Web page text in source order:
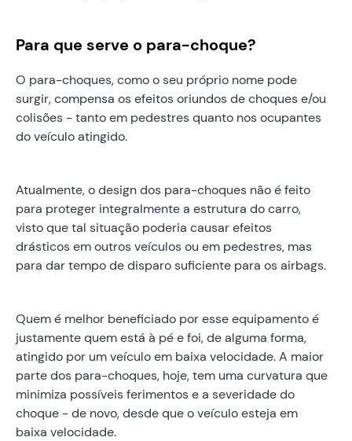
Para que serve o para-choque?
O para-choques, como o seu próprio nome pode
surgir, compensa os efeitos oriundos de choques e/ou
colisões - tanto em pedestres quanto nos ocupantes
do veículo atingido.
Atualmente, o design dos para-choques não é feito
para proteger integralmente a estrutura do carro,
visto que tal situação poderia causar efeitos
drásticos em outros veículos ou em pedestres, mas
para dar tempo de disparo suficiente para os airbags.
Quem é melhor beneficiado por esse equipamento é
justamente quem está à pé e foi, de alguma forma,
atingido por um veículo em baixa velocidade. A maior
parte dos para-choques, hoje, tem uma curvatura que
minimiza possíveis ferimentos e a severidade do
choque - de novo, desde que o veículo esteja em
baixa velocidade.